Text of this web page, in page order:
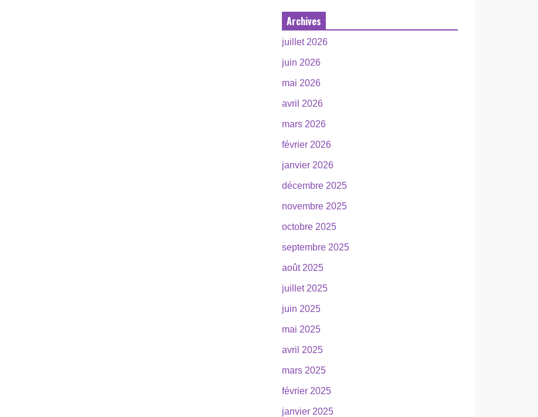
Archives
juillet 2026
juin 2026
mai 2026
avril 2026
mars 2026
février 2026
janvier 2026
décembre 2025
novembre 2025
octobre 2025
septembre 2025
août 2025
juillet 2025
juin 2025
mai 2025
avril 2025
mars 2025
février 2025
janvier 2025